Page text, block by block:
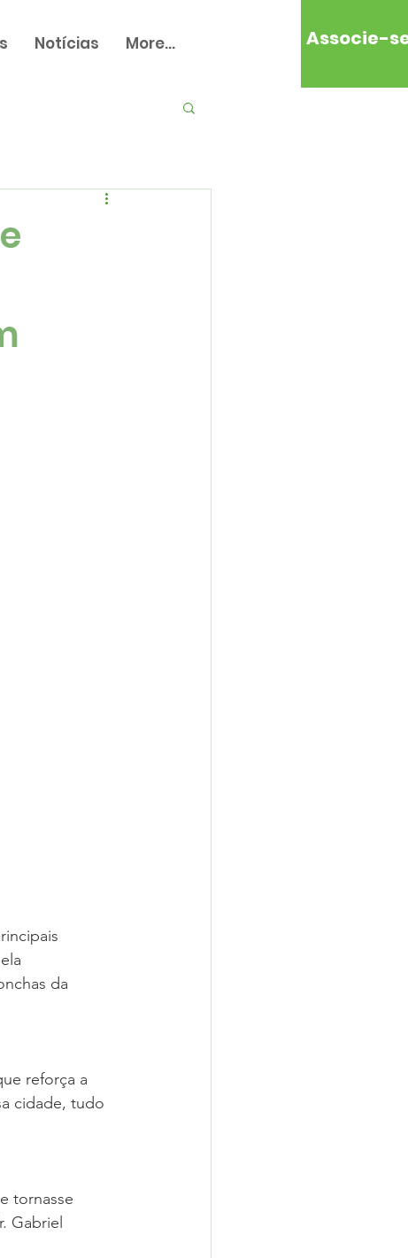
Notícias More... Associe-
da
reforça a
cidade, tudo
tornasse
Gabriel